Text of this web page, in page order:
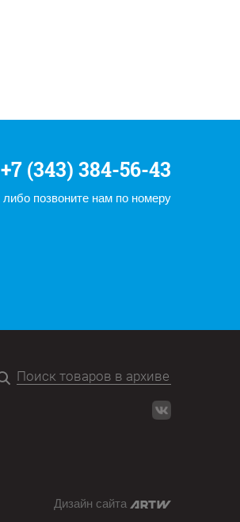
+7 (343) 384-56-43
либо позвоните нам по номеру
Дизайн сайта